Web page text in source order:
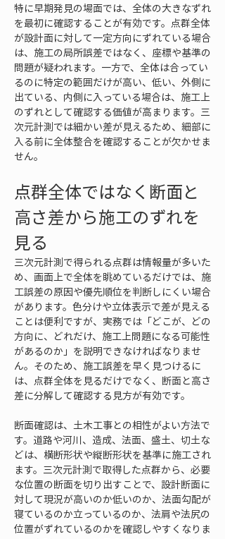
特に早期発見の場面では、全体の大きなずれ
を最初に確認することが有効です。点群全体
が設計面に対して一定方向にずれている場合
は、施工の局所誤差ではなく、座標や基準の
問題が疑われます。一方で、全体は合ってい
るのに特定の範囲だけが高い、低い、外側に
出ている、内側に入っている場合は、施工上
のずれとして確認する価値が高まります。三
次元計測では細かい差が見えるため、細部に
入る前に全体整合を確認することが欠かせま
せん。
点群全体ではなく断面と
高さ差から施工のずれを
見る
三次元計測で得られる点群は情報量が多いた
め、画面上で全体を眺めているだけでは、施
工誤差の原因や優先順位を判断しにくい場合
があります。色分けや立体表示で差が見える
ことは便利ですが、実務では「どこが、どの
方向に、どれだけ、施工上問題になる可能性
があるのか」を説明できなければなりませ
ん。そのため、施工誤差を早く見つけるに
は、点群全体を見るだけでなく、断面と高さ
差に分解して確認する見方が有効です。
断面確認は、土木工事との相性がよい方法で
す。道路や河川、造成、法面、盛土、切土な
どは、横断形状や縦断形状を基準に施工され
ます。三次元計測で取得した点群から、必要
な位置の断面を切り出すことで、設計断面に
対して現況が高いのか低いのか、法面勾配が
寝ているのか立っているのか、法肩や法尻の
位置がずれているのかを確認しやすくなりま